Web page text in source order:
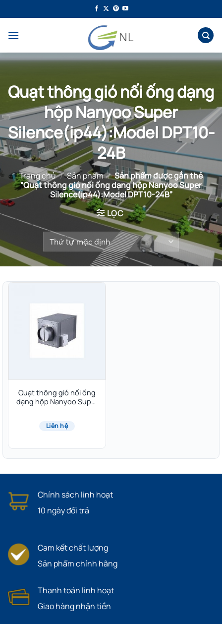
qua
dung
Quạt thông gió nối ống dạng
hộp Nanyoo Super
Silence(ip44):Model DPT10-
24B
Trang chủ / Sản phẩm / Sản phẩm được gắn thẻ
“Quạt thông gió nối ống dạng hộp Nanyoo Super
Silence(ip44):Model DPT10-24B”
LỌC
Quạt thông gió nối ống
dạng hộp Nanyoo Super
Liên hệ
Chính sách linh hoạt
10 ngày đổi trả
Cam kết chất lượng
Sản phẩm chính hãng
Thanh toán linh hoạt
Giao hàng nhận tiền